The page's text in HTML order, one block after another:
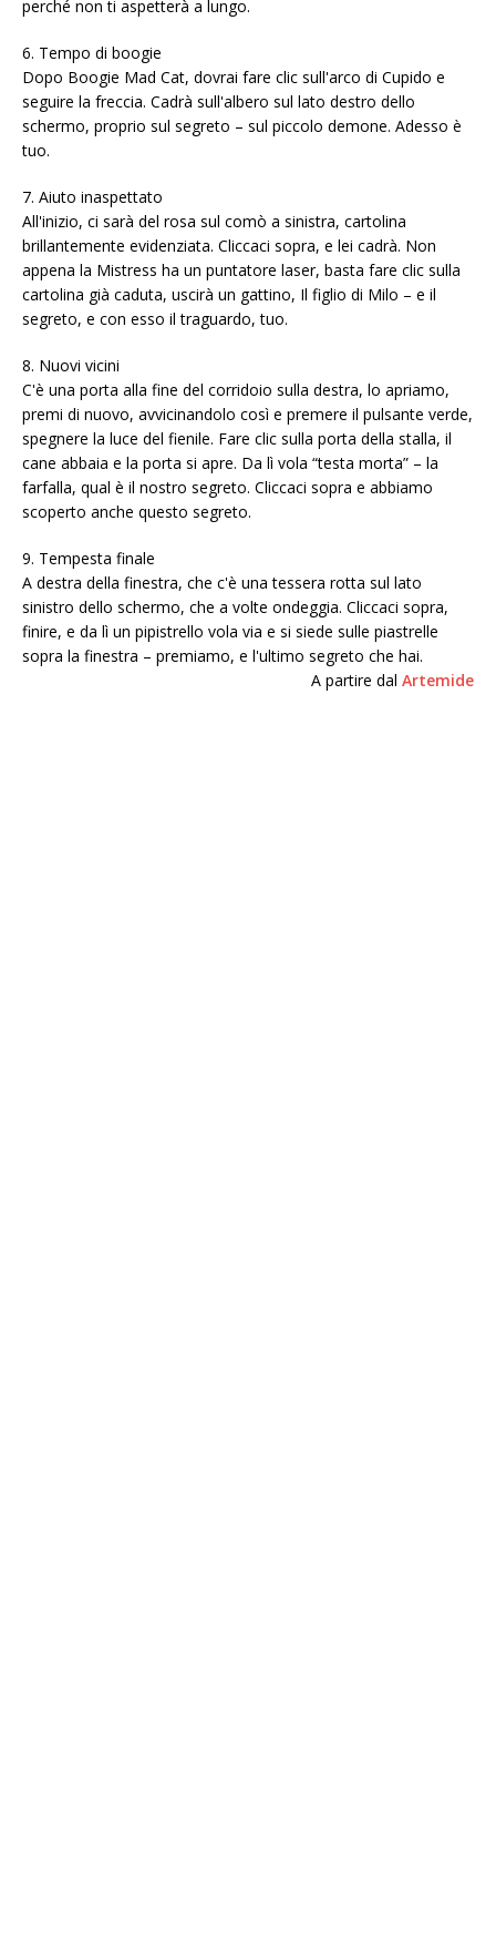
perché non ti aspetterà a lungo.
6. Tempo di boogie
Dopo Boogie Mad Cat, dovrai fare clic sull'arco di Cupido e
seguire la freccia. Cadrà sull'albero sul lato destro dello
schermo, proprio sul segreto – sul piccolo demone. Adesso è
tuo.
7. Aiuto inaspettato
All'inizio, ci sarà del rosa sul comò a sinistra, cartolina
brillantemente evidenziata. Cliccaci sopra, e lei cadrà. Non
appena la Mistress ha un puntatore laser, basta fare clic sulla
cartolina già caduta, uscirà un gattino, Il figlio di Milo – e il
segreto, e con esso il traguardo, tuo.
8. Nuovi vicini
C'è una porta alla fine del corridoio sulla destra, lo apriamo,
premi di nuovo, avvicinandolo così e premere il pulsante verde,
spegnere la luce del fienile. Fare clic sulla porta della stalla, il
cane abbaia e la porta si apre. Da lì vola “testa morta” – la
farfalla, qual è il nostro segreto. Cliccaci sopra e abbiamo
scoperto anche questo segreto.
9. Tempesta finale
A destra della finestra, che c'è una tessera rotta sul lato
sinistro dello schermo, che a volte ondeggia. Cliccaci sopra,
finire, e da lì un pipistrello vola via e si siede sulle piastrelle
sopra la finestra – premiamo, e l'ultimo segreto che hai.
A partire dal Artemide